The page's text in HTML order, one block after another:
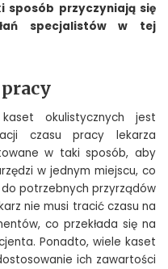
sposób przyczyniają się
specjalistów w tej
okulistycznych jest
czasu pracy lekarza
w taki sposób, aby
w jednym miejscu, co
potrzebnych przyrządów
nie musi tracić czasu na
co przekłada się na
Ponadto, wiele kaset
ich zawartości